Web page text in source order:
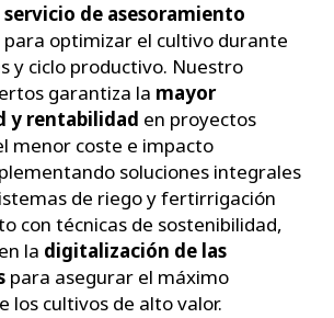
servicio de asesoramiento
para optimizar el cultivo durante
y ciclo productivo. Nuestro
garantiza la mayor
y rentabilidad en proyectos
menor coste e impacto
soluciones integrales
de riego y fertirrigación
con técnicas de sostenibilidad,
la digitalización de las
para asegurar el máximo
los cultivos de alto valor.